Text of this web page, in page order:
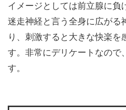
イメージとしては前立腺に負
迷走神経と言う全身に広がる
り、刺激すると大きな快楽を
す。非常にデリケートなので
す。